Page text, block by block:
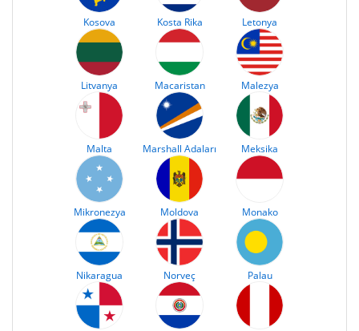
Kosova Kosta Rika Letonya
Litvanya Macaristan Malezya
Malta Marshall Adaları Meksika
Mikronezya Moldova Monako
Nikaragua Norveç Palau